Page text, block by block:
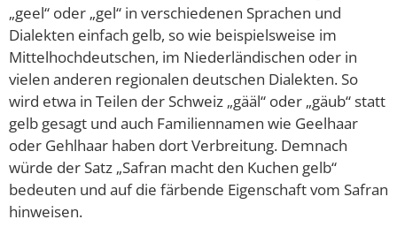
„geel“ oder „gel“ in verschiedenen Sprachen und
Dialekten einfach gelb, so wie beispielsweise im
Mittelhochdeutschen, im Niederländischen oder in
vielen anderen regionalen deutschen Dialekten. So
wird etwa in Teilen der Schweiz „gääl“ oder „gäub“ statt
gelb gesagt und auch Familiennamen wie Geelhaar
oder Gehlhaar haben dort Verbreitung. Demnach
würde der Satz „Safran macht den Kuchen gelb“
bedeuten und auf die färbende Eigenschaft vom Safran
hinweisen.